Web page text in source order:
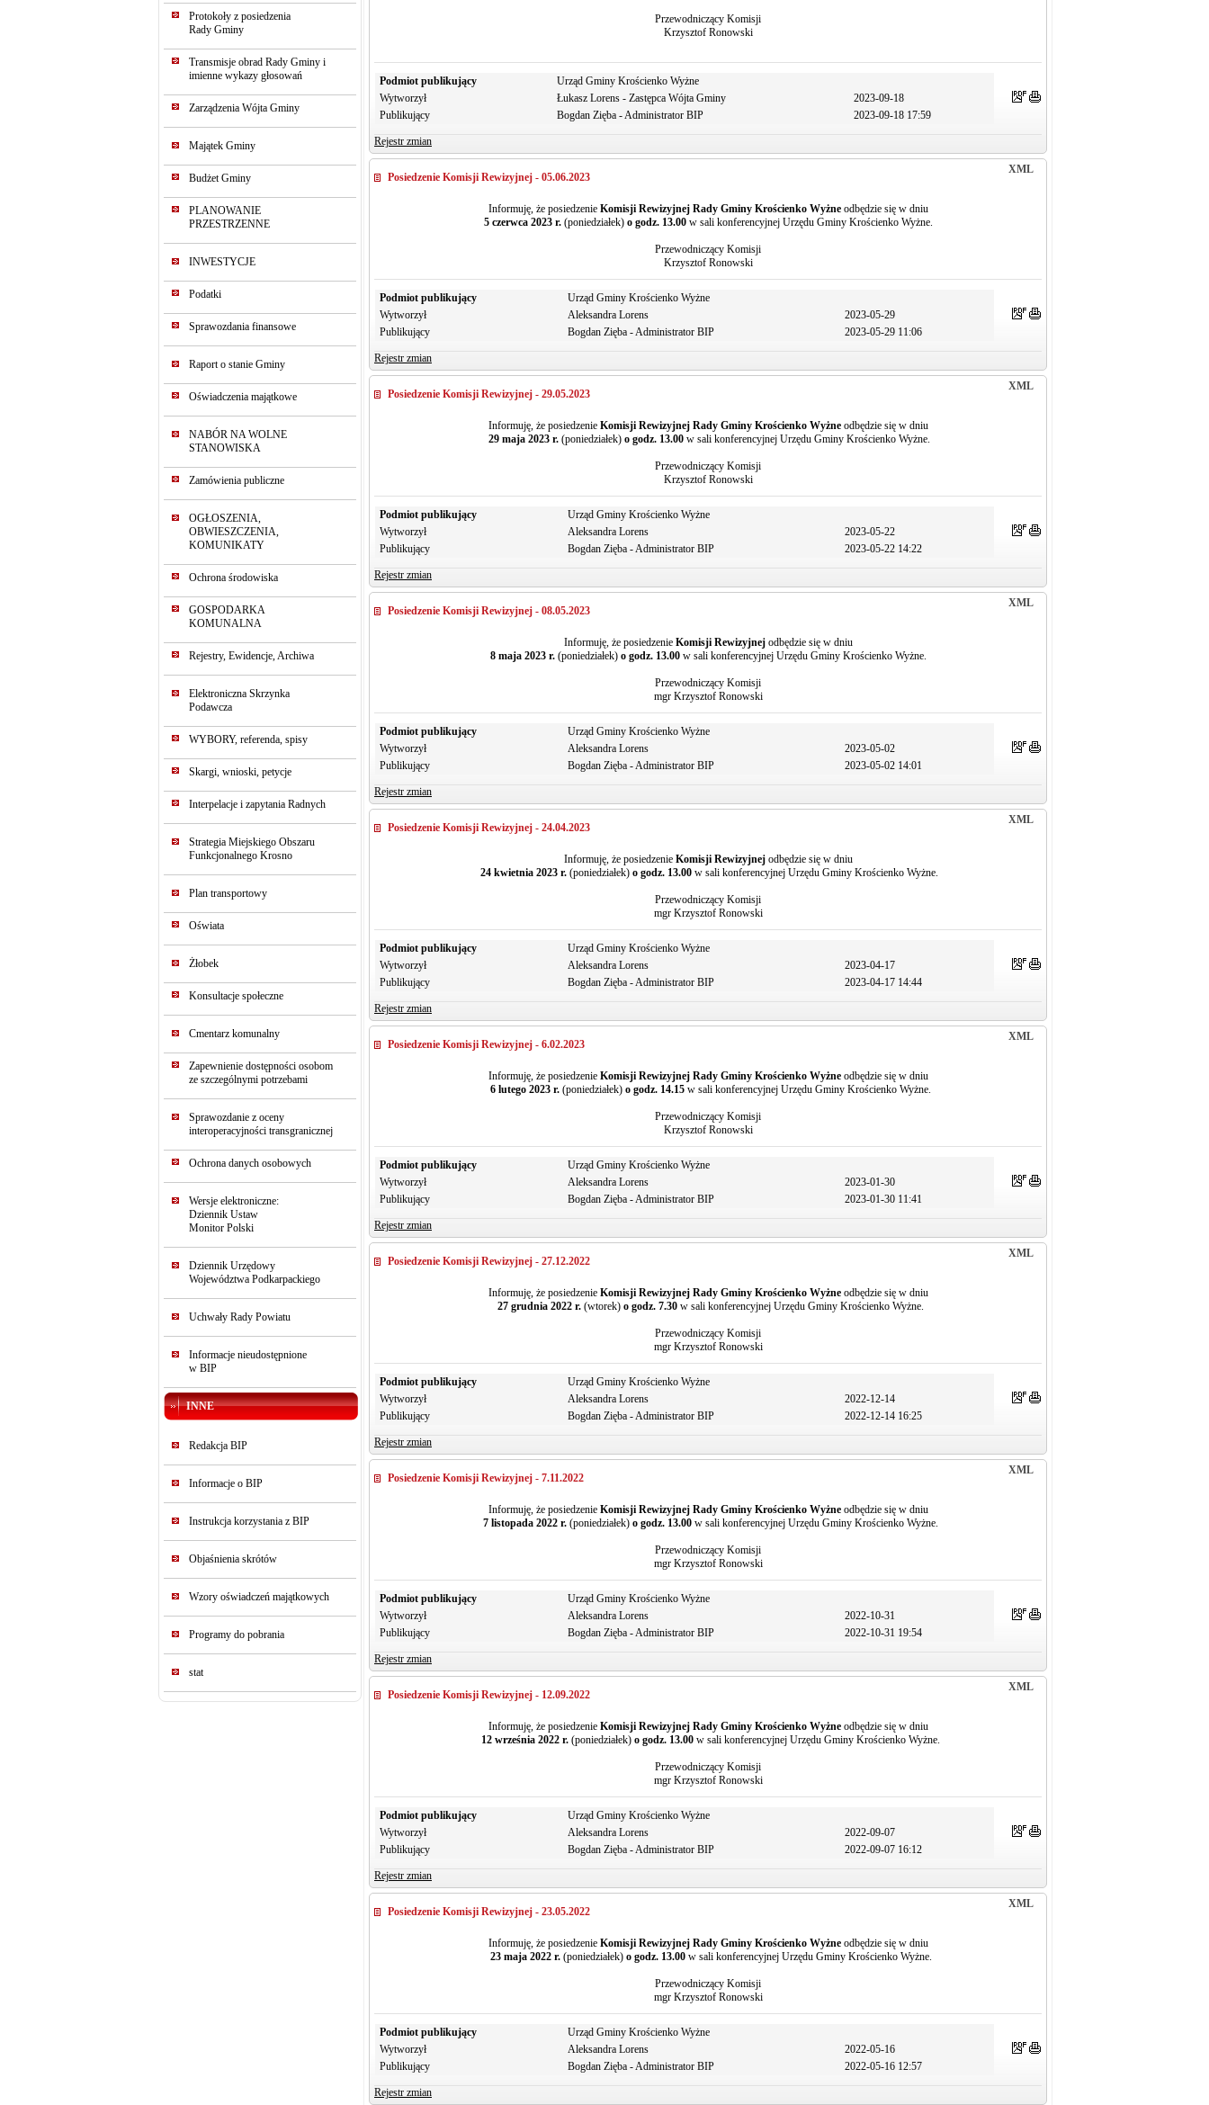
Protokoły z posiedzenia
Rady Gminy
Transmisje obrad Rady Gminy i
imienne wykazy głosowań
Zarządzenia Wójta Gminy
Majątek Gminy
Budżet Gminy
PLANOWANIE
PRZESTRZENNE
INWESTYCJE
Podatki
Sprawozdania finansowe
Raport o stanie Gminy
Oświadczenia majątkowe
NABÓR NA WOLNE
STANOWISKA
Zamówienia publiczne
OGŁOSZENIA,
OBWIESZCZENIA,
KOMUNIKATY
Ochrona środowiska
GOSPODARKA
KOMUNALNA
Rejestry, Ewidencje, Archiwa
Elektroniczna Skrzynka
Podawcza
WYBORY, referenda, spisy
Skargi, wnioski, petycje
Interpelacje i zapytania Radnych
Strategia Miejskiego Obszaru
Funkcjonalnego Krosno
Plan transportowy
Oświata
Żłobek
Konsultacje społeczne
Cmentarz komunalny
Zapewnienie dostępności osobom
ze szczególnymi potrzebami
Sprawozdanie z oceny
interoperacyjności transgranicznej
Ochrona danych osobowych
Wersje elektroniczne:
Dziennik Ustaw
Monitor Polski
Dziennik Urzędowy
Województwa Podkarpackiego
Uchwały Rady Powiatu
Informacje nieudostępnione
w BIP
INNE
Redakcja BIP
Informacje o BIP
Instrukcja korzystania z BIP
Objaśnienia skrótów
Wzory oświadczeń majątkowych
Programy do pobrania
stat
Przewodniczący Komisji
Krzysztof Ronowski
Podmiot publikujący
Urząd Gminy Krościenko Wyżne
Wytworzył
Łukasz Lorens - Zastępca Wójta Gminy
2023-09-18
Publikujący
Bogdan Zięba - Administrator BIP 2023-09-18 17:59
Rejestr zmian
XML
Posiedzenie Komisji Rewizyjnej - 05.06.2023
Informuję, że posiedzenie Komisji Rewizyjnej Rady Gminy Krościenko Wyżneodbędzie się w dniu
5 czerwca 2023 r. (poniedziałek)o godz. 13.00w sali konferencyjnej Urzędu Gminy Krościenko Wyżne.
Przewodniczący Komisji
Krzysztof Ronowski
Podmiot publikujący
Urząd Gminy Krościenko Wyżne
Wytworzył
Aleksandra Lorens
2023-05-29
Publikujący
Bogdan Zięba - Administrator BIP 2023-05-29 11:06
Rejestr zmian
XML
Posiedzenie Komisji Rewizyjnej - 29.05.2023
Informuję, że posiedzenie Komisji Rewizyjnej Rady Gminy Krościenko Wyżneodbędzie się w dniu
29 maja 2023 r. (poniedziałek) o godz. 13.00 w sali konferencyjnej Urzędu Gminy Krościenko Wyżne.
Przewodniczący Komisji
Krzysztof Ronowski
Podmiot publikujący
Urząd Gminy Krościenko Wyżne
Wytworzył
Aleksandra Lorens
2023-05-22
Publikujący
Bogdan Zięba - Administrator BIP 2023-05-22 14:22
Rejestr zmian
XML
Posiedzenie Komisji Rewizyjnej - 08.05.2023
Informuję, że posiedzenie Komisji Rewizyjnejodbędzie się w dniu
8 maja 2023 r. (poniedziałek)o godz. 13.00 w sali konferencyjnej Urzędu Gminy Krościenko Wyżne.
Przewodniczący Komisji
mgr Krzysztof Ronowski
Podmiot publikujący
Urząd Gminy Krościenko Wyżne
Wytworzył
Aleksandra Lorens
2023-05-02
Publikujący
Bogdan Zięba - Administrator BIP 2023-05-02 14:01
Rejestr zmian
XML
Posiedzenie Komisji Rewizyjnej - 24.04.2023
Informuję, że posiedzenie Komisji Rewizyjnejodbędzie się w dniu
24 kwietnia 2023 r. (poniedziałek) o godz. 13.00 w sali konferencyjnej Urzędu Gminy Krościenko Wyżne.
Przewodniczący Komisji
mgr Krzysztof Ronowski
Podmiot publikujący
Urząd Gminy Krościenko Wyżne
Wytworzył
Aleksandra Lorens
2023-04-17
Publikujący
Bogdan Zięba - Administrator BIP 2023-04-17 14:44
Rejestr zmian
XML
Posiedzenie Komisji Rewizyjnej - 6.02.2023
Informuję, że posiedzenie Komisji Rewizyjnej Rady Gminy Krościenko Wyżneodbędzie się w dniu
6 lutego 2023 r. (poniedziałek) o godz. 14.15 w sali konferencyjnej Urzędu Gminy Krościenko Wyżne.
Przewodniczący Komisji
Krzysztof Ronowski
Podmiot publikujący
Urząd Gminy Krościenko Wyżne
Wytworzył
Aleksandra Lorens
2023-01-30
Publikujący
Bogdan Zięba - Administrator BIP 2023-01-30 11:41
Rejestr zmian
XML
Posiedzenie Komisji Rewizyjnej - 27.12.2022
Informuję, że posiedzenie Komisji Rewizyjnej Rady Gminy Krościenko Wyżneodbędzie się w dniu
27 grudnia 2022 r. (wtorek) o godz. 7.30 w sali konferencyjnej Urzędu Gminy Krościenko Wyżne.
Przewodniczący Komisji
mgr Krzysztof Ronowski
Podmiot publikujący
Urząd Gminy Krościenko Wyżne
Wytworzył
Aleksandra Lorens
2022-12-14
Publikujący
Bogdan Zięba - Administrator BIP 2022-12-14 16:25
Rejestr zmian
XML
Posiedzenie Komisji Rewizyjnej - 7.11.2022
Informuję, że posiedzenie Komisji Rewizyjnej Rady Gminy Krościenko Wyżneodbędzie się w dniu
7 listopada 2022 r. (poniedziałek) o godz. 13.00 w sali konferencyjnej Urzędu Gminy Krościenko Wyżne.
Przewodniczący Komisji
mgr Krzysztof Ronowski
Podmiot publikujący
Urząd Gminy Krościenko Wyżne
Wytworzył
Aleksandra Lorens
2022-10-31
Publikujący
Bogdan Zięba - Administrator BIP 2022-10-31 19:54
Rejestr zmian
XML
Posiedzenie Komisji Rewizyjnej - 12.09.2022
Informuję, że posiedzenie Komisji Rewizyjnej Rady Gminy Krościenko Wyżneodbędzie się w dniu
12 września 2022 r. (poniedziałek) o godz. 13.00 w sali konferencyjnej Urzędu Gminy Krościenko Wyżne.
Przewodniczący Komisji
mgr Krzysztof Ronowski
Podmiot publikujący
Urząd Gminy Krościenko Wyżne
Wytworzył
Aleksandra Lorens
2022-09-07
Publikujący
Bogdan Zięba - Administrator BIP 2022-09-07 16:12
Rejestr zmian
XML
Posiedzenie Komisji Rewizyjnej - 23.05.2022
Informuję, że posiedzenie Komisji Rewizyjnej Rady Gminy Krościenko Wyżneodbędzie się w dniu
23 maja 2022 r. (poniedziałek) o godz. 13.00w sali konferencyjnej Urzędu Gminy Krościenko Wyżne.
Przewodniczący Komisji
mgr Krzysztof Ronowski
Podmiot publikujący
Urząd Gminy Krościenko Wyżne
Wytworzył
Aleksandra Lorens
2022-05-16
Publikujący
Bogdan Zięba - Administrator BIP 2022-05-16 12:57
Rejestr zmian